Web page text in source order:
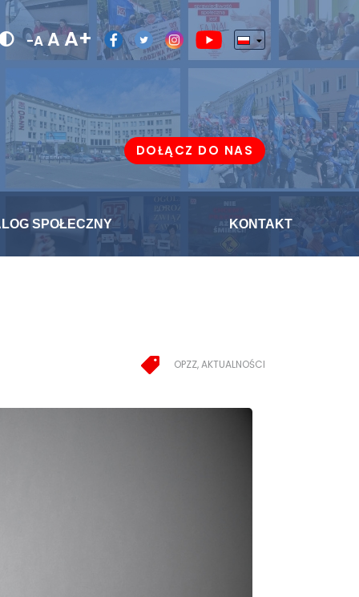
-A AA+
DOŁĄCZ DO NAS
SPOŁECZNY KONTAKT
OPZZ, AKTUALNOŚCI